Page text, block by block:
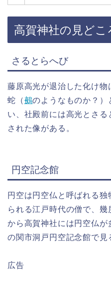
高賀神社の見どこ
さるとらへび
藤原高光が退治した化け物
蛇（鵺のようなものか？）
い、社殿前には高光とさる
された像がある。
円空記念館
円空は円空仏と呼ばれる
られる江戸時代の僧で、
から高賀神社には円空仏が
の関市洞戸円空記念館で見
広告